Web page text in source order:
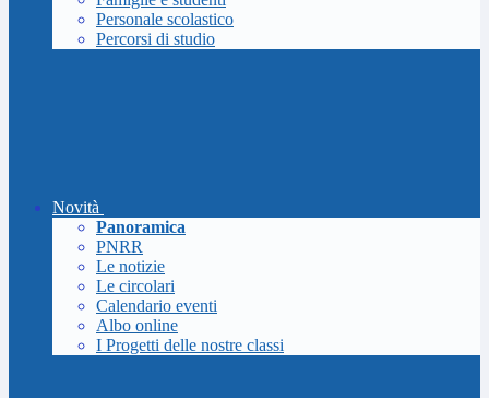
Personale scolastico
Percorsi di studio
Novità
Panoramica
PNRR
Le notizie
Le circolari
Calendario eventi
Albo online
I Progetti delle nostre classi